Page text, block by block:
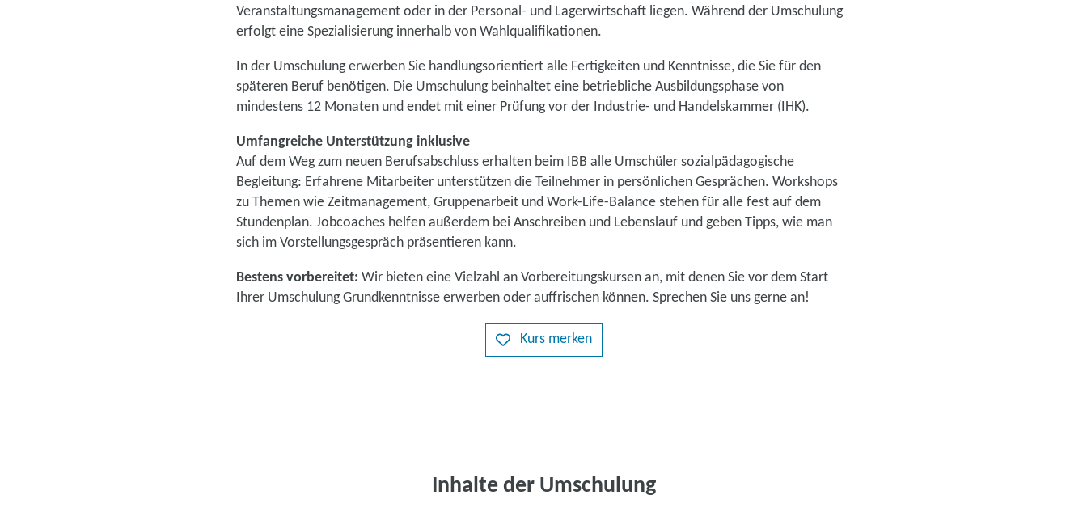
Veranstaltungsmanagement oder in der Personal- und Lagerwirtschaft liegen. Während der Umschulung
erfolgt eine Spezialisierung innerhalb von Wahlqualifikationen.
In der Umschulung erwerben Sie handlungsorientiert alle Fertigkeiten und Kenntnisse, die Sie für den
späteren Beruf benötigen. Die Umschulung beinhaltet eine betriebliche Ausbildungsphase von
mindestens 12 Monaten und endet mit einer Prüfung vor der Industrie- und Handelskammer (IHK).
Umfangreiche Unterstützung inklusive
Auf dem Weg zum neuen Berufsabschluss erhalten beim IBB alle Umschüler sozialpädagogische
Begleitung: Erfahrene Mitarbeiter unterstützen die Teilnehmer in persönlichen Gesprächen. Workshops
zu Themen wie Zeitmanagement, Gruppenarbeit und Work-Life-Balance stehen für alle fest auf dem
Stundenplan. Jobcoaches helfen außerdem bei Anschreiben und Lebenslauf und geben Tipps, wie man
sich im Vorstellungsgespräch präsentieren kann.
Bestens vorbereitet: Wir bieten eine Vielzahl an Vorbereitungskursen an, mit denen Sie vor dem Start
Ihrer Umschulung Grundkenntnisse erwerben oder auffrischen können. Sprechen Sie uns gerne an!
Kurs merken
Inhalte der Umschulung